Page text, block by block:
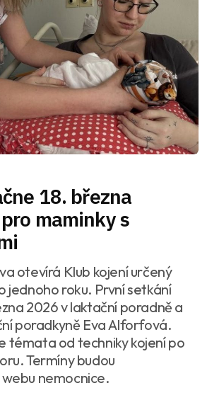
18. března
maminky s
otevírá Klub kojení určený
jednoho roku. První setkání
2026 v laktační poradně a
poradkyně Eva Alforfová.
témata od techniky kojení po
Termíny budou
nemocnice.